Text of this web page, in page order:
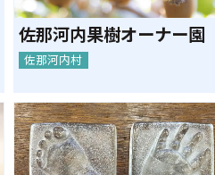
佐那河内果樹オーナー園
佐那河内村